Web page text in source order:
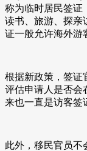
称为临时居民签证
读书、旅游、探亲
证一般允许海外游
根据新政策，签证
评估申请人是否会
来也一直是访客签
此外，移民官员不